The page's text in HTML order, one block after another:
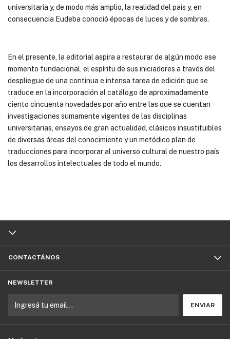
universitaria y, de modo más amplio, la realidad del país y, en
consecuencia Eudeba conoció épocas de luces y de sombras.
En el presente, la editorial aspira a restaurar de algún modo ese
momento fundacional, el espíritu de sus iniciadores a través del
despliegue de una continua e intensa tarea de edición que se
traduce en la incorporación al catálogo de aproximadamente
ciento cincuenta novedades por año entre las que se cuentan
investigaciones sumamente vigentes de las disciplinas
universitarias, ensayos de gran actualidad, clásicos insustituibles
de diversas áreas del conocimiento y un metódico plan de
traducciones para incorporar al universo cultural de nuestro país
los desarrollos intelectuales de todo el mundo.
CONTACTÁNOS
NEWSLETTER